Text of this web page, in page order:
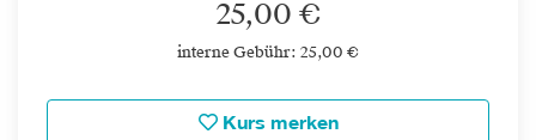
25,00 €
interne Gebühr: 25,00 €
Kurs merken